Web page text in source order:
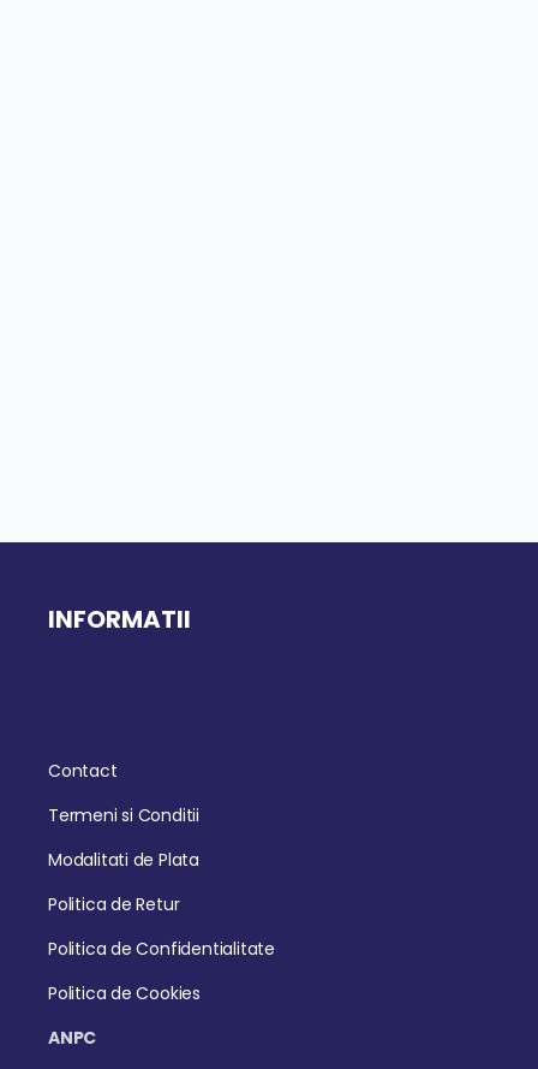
INFORMATII
Contact
Termeni si Conditii
Modalitati de Plata
Politica de Retur
Politica de Confidentialitate
Politica de Cookies
ANPC